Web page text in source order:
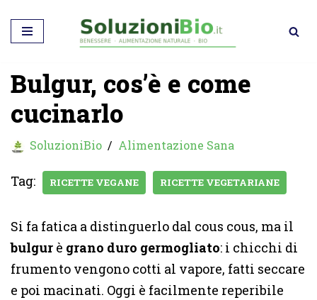
Vai
contenuto
Bulgur, cos’è e come
cucinarlo
SoluzioniBio Alimentazione Sana
Tag: RICETTE VEGANE RICETTE VEGETARIANE
Si fa fatica a distinguerlo dal cous cous, ma il
bulgur è grano duro germogliato: i chicchi di
frumento vengono cotti al vapore, fatti seccare
e poi macinati. Oggi è facilmente reperibile